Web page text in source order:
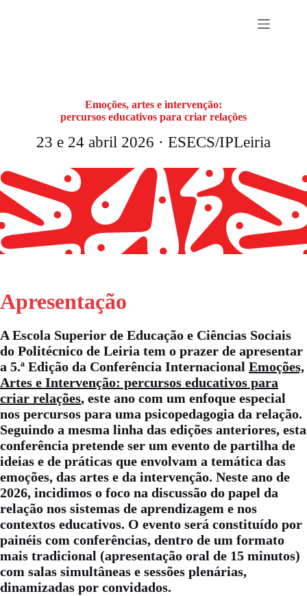
Emoções, artes e intervenção:
percursos educativos para criar relações
23 e 24 abril 2026 · ESECS/IPLeiria
Apresentação
A Escola Superior de Educação e Ciências Sociais
do Politécnico de Leiria tem o prazer de apresentar
a 5.ª Edição da Conferência Internacional Emoções,
Artes e Intervenção: percursos educativos para
criar relações, este ano com um enfoque especial
nos percursos para uma psicopedagogia da relação.
Seguindo a mesma linha das edições anteriores, esta
conferência pretende ser um evento de partilha de
ideias e de práticas que envolvam a temática das
emoções, das artes e da intervenção. Neste ano de
2026, incidimos o foco na discussão do papel da
relação nos sistemas de aprendizagem e nos
contextos educativos. O evento será constituído por
painéis com conferências, dentro de um formato
mais tradicional (apresentação oral de 15 minutos)
com salas simultâneas e sessões plenárias,
dinamizadas por convidados.